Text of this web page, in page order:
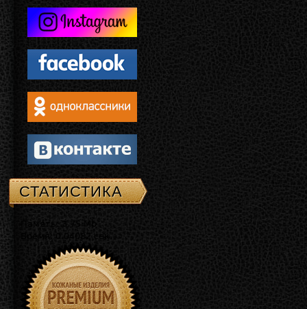
СТАТИСТИКА
Память: 3.75 Mb
Время: 0.04082 сек.